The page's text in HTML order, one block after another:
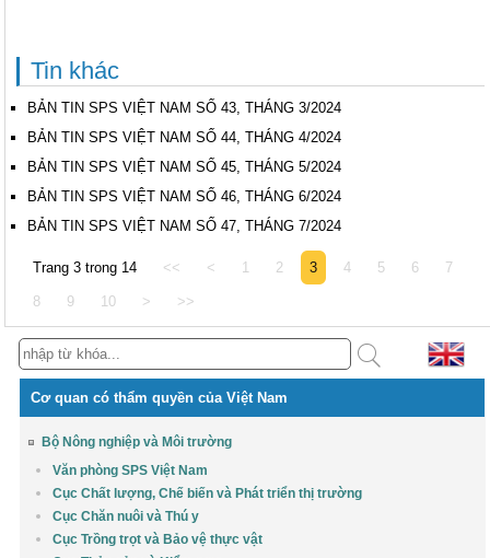
Tin khác
BẢN TIN SPS VIỆT NAM SỐ 43, THÁNG 3/2024
BẢN TIN SPS VIỆT NAM SỐ 44, THÁNG 4/2024
BẢN TIN SPS VIỆT NAM SỐ 45, THÁNG 5/2024
BẢN TIN SPS VIỆT NAM SỐ 46, THÁNG 6/2024
BẢN TIN SPS VIỆT NAM SỐ 47, THÁNG 7/2024
Trang 3 trong 14 << < 1 2 3 4 5 6 7
8 9 10 > >>
Cơ quan có thẩm quyền của Việt Nam
Bộ Nông nghiệp và Môi trường
Văn phòng SPS Việt Nam
Cục Chất lượng, Chế biến và Phát triển thị trường
Cục Chăn nuôi và Thú y
Cục Trồng trọt và Bảo vệ thực vật